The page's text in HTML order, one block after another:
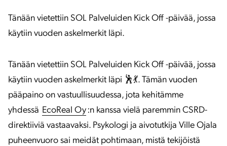
Tänään vietettiin SOL Palveluiden Kick Off -päivää, jossa
käytiin vuoden askelmerkit läpi.
Tänään vietettiin SOL Palveluiden Kick Off -päivää, jossa
käytiin vuoden askelmerkit läpi 🕺💃. Tämän vuoden
pääpaino on vastuullisuudessa, jota kehitämme
yhdessä EcoReal Oy :n kanssa vielä paremmin CSRD-
direktiiviä vastaavaksi. Psykologi ja aivotutkija Ville Ojala
puheenvuoro sai meidät pohtimaan, mistä tekijöistä